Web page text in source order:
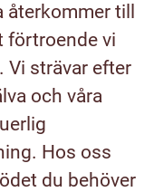
till
förtroende vi
Vi strävar efter
och våra
Hos oss
du behöver